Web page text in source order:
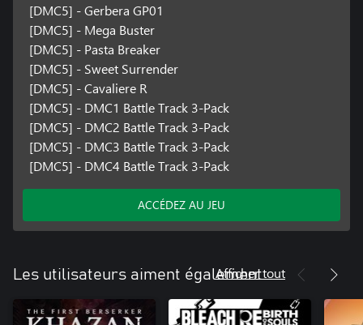
[DMC5] - Gerbera GP01
[DMC5] - Mega Buster
[DMC5] - Pasta Breaker
[DMC5] - Sweet Surrender
[DMC5] - Cavaliere R
[DMC5] - DMC1 Battle Track 3-Pack
[DMC5] - DMC2 Battle Track 3-Pack
[DMC5] - DMC3 Battle Track 3-Pack
[DMC5] - DMC4 Battle Track 3-Pack
ACCÉDEZ AU JEU
Les utilisateurs aiment également
Afficher tout